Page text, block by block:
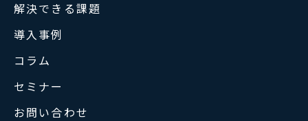
解決できる課題
導入事例
コラム
セミナー
お問い合わせ